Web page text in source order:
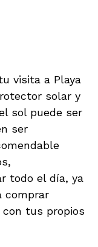
visita a Playa
solar y
sol puede ser
ser
todo el día, ya
comprar
tus propios